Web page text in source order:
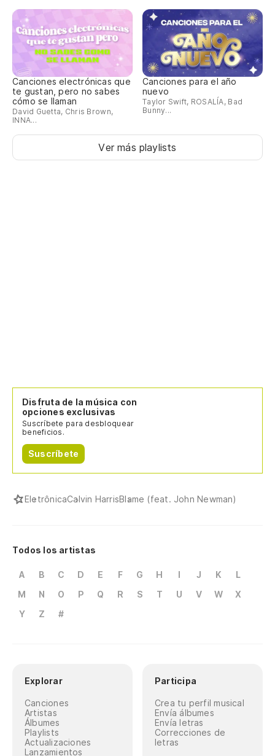
Canciones electrónicas que
te gustan, pero no sabes
cómo se llaman
David Guetta, Chris Brown,
INNA...
Canciones para el año
nuevo
Taylor Swift, ROSALÍA, Bad
Bunny...
Ver más playlists
Disfruta de la música con
opciones exclusivas
Suscríbete para desbloquear
beneficios.
Suscríbete
EletrônicaCalvin HarrisBlame (feat. John Newman)
Todos los artistas
A B C D E F G H I J K
L
M
N O P Q R S T U V W
X
Y
Z #
Explorar
Canciones
Artistas
Álbumes
Playlists
Actualizaciones
Lanzamientos
Participa
Crea tu perfil musical
Envía álbumes
Envía letras
Correcciones de
letras